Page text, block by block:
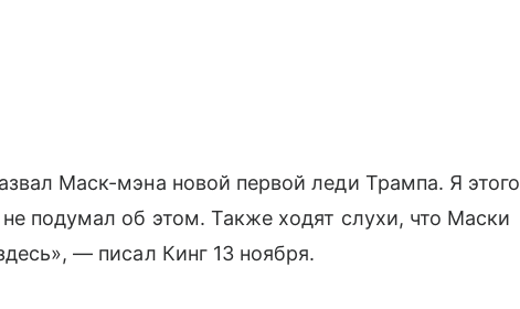
Маск-мэна новой первой леди Трампа. Я этого
подумал об этом. Также ходят слухи, что Маски
— писал Кинг 13 ноября.